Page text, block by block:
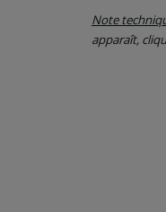
RECRUTEMENT
Note
apparaît,